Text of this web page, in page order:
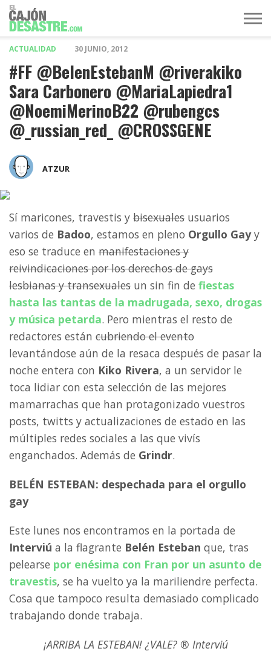
ACTUALIDAD 30 JUNIO, 2012
#FF @BelenEstebanM @riverakiko
Sara Carbonero @MariaLapiedra1
@NoemiMerinoB22 @rubengcs
@_russian_red_ @CROSSGENE
ATZUR
Sí maricones, travestis y bisexuales usuarios
varios de Badoo, estamos en pleno Orgullo Gayy
eso se traduce en manifestaciones y
reivindicaciones por los derechos de gays
lesbianas y transexuales un sin fin de fiestas
hasta las tantas de la madrugada, sexo, drogas
y música petarda. Pero mientras el resto de
redactores están cubriendo el evento
levantándose aún de la resaca después de pasar la
noche entera con Kiko Rivera, a un servidor le
toca lidiar con esta selección de las mejores
mamarrachas que han protagonizado vuestros
posts, twitts y actualizaciones de estado en las
múltiples redes sociales a las que vivís
enganchados. Además de Grindr.
BELÉN ESTEBAN: despechada para el orgullo
gay
Este lunes nos encontramos en la portada de
Interviú a la flagrante Belén Esteban que, tras
pelearse por enésima con Fran por un asunto de
travestis, se ha vuelto ya la mariliendre perfecta.
Cosa que tampoco resulta demasiado complicado
trabajando donde trabaja.
¡ARRIBA LA ESTEBAN! ¿VALE? ® Interviú